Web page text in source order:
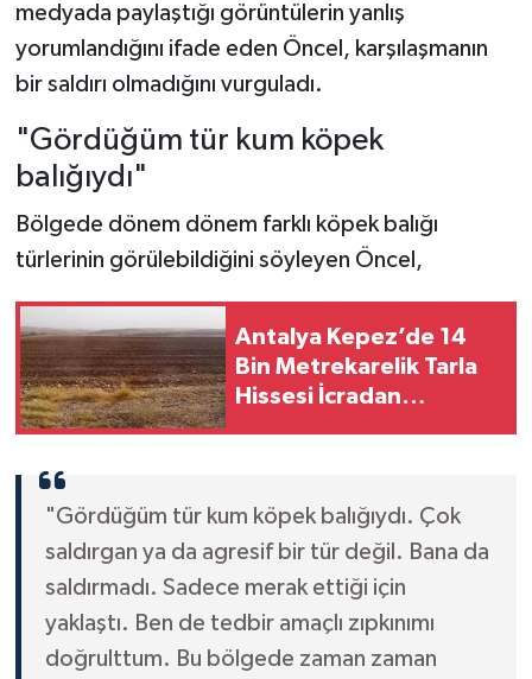
medyada paylaştığı görüntülerin yanlış
yorumlandığını ifade eden Öncel, karşılaşmanın
bir saldırı olmadığını vurguladı.
"Gördüğüm tür kum köpek
balığıydı"
Bölgede dönem dönem farklı köpek balığı
türlerinin görülebildiğini söyleyen Öncel,
Antalya Kepez’de 14
Bin Metrekarelik Tarla
Hissesi İcradan
"Gördüğüm tür kum köpek balığıydı. Çok
saldırgan ya da agresif bir tür değil. Bana da
saldırmadı. Sadece merak ettiği için
yaklaştı. Ben de tedbir amaçlı zıpkınımı
doğrulttum. Bu bölgede zaman zaman